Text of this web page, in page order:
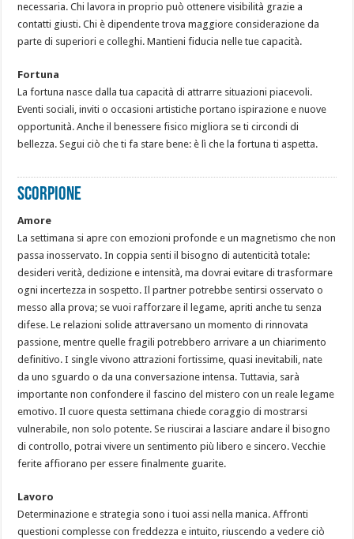
necessaria. Chi lavora in proprio può ottenere visibilità grazie a
contatti giusti. Chi è dipendente trova maggiore considerazione da
parte di superiori e colleghi. Mantieni fiducia nelle tue capacità.
Fortuna
La fortuna nasce dalla tua capacità di attrarre situazioni piacevoli.
Eventi sociali, inviti o occasioni artistiche portano ispirazione e nuove
opportunità. Anche il benessere fisico migliora se ti circondi di
bellezza. Segui ciò che ti fa stare bene: è lì che la fortuna ti aspetta.
SCORPIONE
Amore
La settimana si apre con emozioni profonde e un magnetismo che non
passa inosservato. In coppia senti il bisogno di autenticità totale:
desideri verità, dedizione e intensità, ma dovrai evitare di trasformare
ogni incertezza in sospetto. Il partner potrebbe sentirsi osservato o
messo alla prova; se vuoi rafforzare il legame, apriti anche tu senza
difese. Le relazioni solide attraversano un momento di rinnovata
passione, mentre quelle fragili potrebbero arrivare a un chiarimento
definitivo. I single vivono attrazioni fortissime, quasi inevitabili, nate
da uno sguardo o da una conversazione intensa. Tuttavia, sarà
importante non confondere il fascino del mistero con un reale legame
emotivo. Il cuore questa settimana chiede coraggio di mostrarsi
vulnerabile, non solo potente. Se riuscirai a lasciare andare il bisogno
di controllo, potrai vivere un sentimento più libero e sincero. Vecchie
ferite affiorano per essere finalmente guarite.
Lavoro
Determinazione e strategia sono i tuoi assi nella manica. Affronti
questioni complesse con freddezza e intuito, riuscendo a vedere ciò